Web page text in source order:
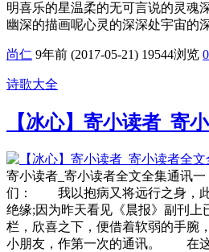
明喜乐的星温柔的无可言说的灵魂
幽深的描画呢心灵的深深处宇宙
尚仁 9年前 (2017-05-21) 19544浏览
诗歌大全
【冰心】寄小读者_寄
寄小读者_寄小读者全文全集通
们： 我以抱病又将远行之身，此
绝缘;因为昨天看见《晨报》副刊上
栏，欣喜之下，便借着软弱的手腕
小朋友，作第一次的通讯。 在这